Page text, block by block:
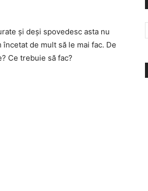
și deși spovedesc asta nu
de mult să le mai fac. De
Ce trebuie să fac?